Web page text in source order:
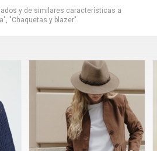
y de similares características a
"Chaquetas y blazer".